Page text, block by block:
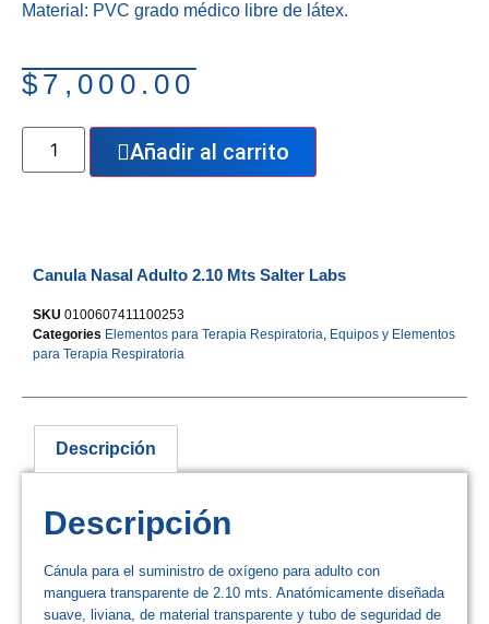
Material: PVC grado médico libre de látex.
$ 7,000.00
Añadir al carrito
Canula Nasal Adulto 2.10 Mts Salter Labs
SKU 0100607411100253
Categories Elementos para Terapia Respiratoria, Equipos y Elementos
para Terapia Respiratoria
Descripción
Descripción
Cánula para el suministro de oxígeno para adulto con
manguera transparente de 2.10 mts. Anatómicamente diseñada
suave, liviana, de material transparente y tubo de seguridad de